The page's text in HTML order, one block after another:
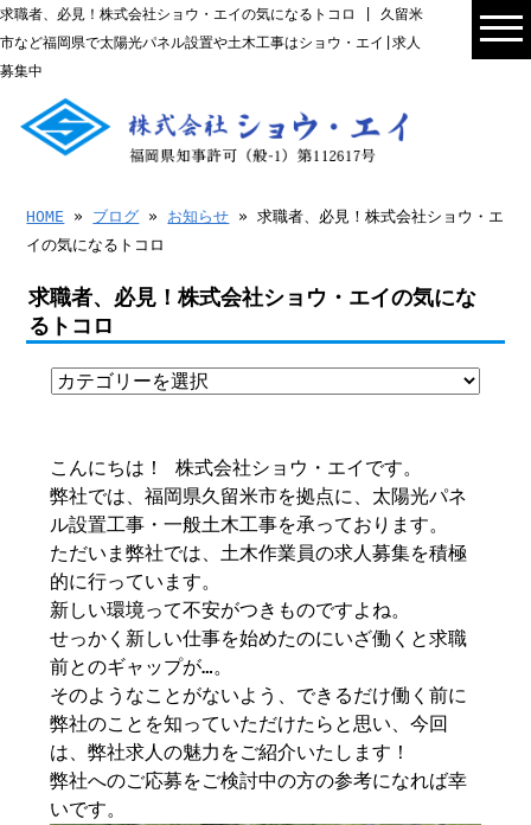
求職者、必見！株式会社ショウ・エイの気になるトコロ | 久留米
市など福岡県で太陽光パネル設置や土木工事はショウ・エイ|求人
募集中
HOME » ブログ » お知らせ » 求職者、必見！株式会社ショウ・エ
イの気になるトコロ
求職者、必見！株式会社ショウ・エイの気にな
るトコロ
こんにちは！ 株式会社ショウ・エイです。
弊社では、福岡県久留米市を拠点に、太陽光パネ
ル設置工事・一般土木工事を承っております。
ただいま弊社では、土木作業員の求人募集を積極
的に行っています。
新しい環境って不安がつきものですよね。
せっかく新しい仕事を始めたのにいざ働くと求職
前とのギャップが…。
そのようなことがないよう、できるだけ働く前に
弊社のことを知っていただけたらと思い、今回
は、弊社求人の魅力をご紹介いたします！
弊社へのご応募をご検討中の方の参考になれば幸
いです。